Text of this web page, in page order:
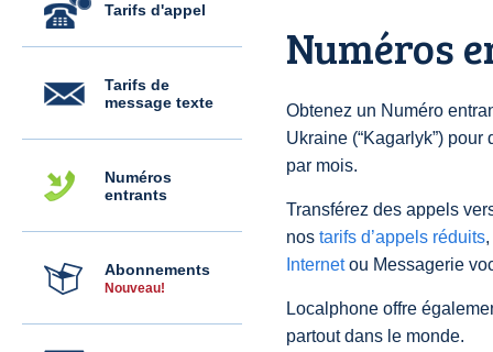
Tarifs d'appel
Tarifs de
message texte
Numéros
entrants
Abonnements
Nouveau!
Numéros
Obtenez un Numéro
Ukraine (“Kagarlyk”)
par mois.
Transférez des appels
nos tarifs d’appels réduits
Internetou Messagerie
Localphone offre
partout dans le monde.